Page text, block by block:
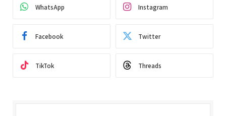
WhatsApp Instagram
Facebook Twitter
TikTok Threads